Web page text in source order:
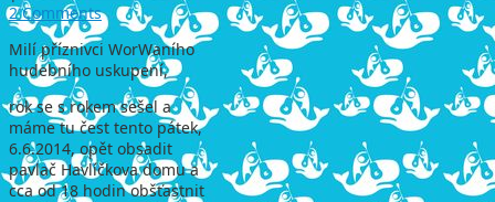
2 Comments
Milí příznivci WorWaního
hudebního uskupení,
rok se s rokem sešel a
máme tu čest tento pátek,
6.6.2014, opět obsadit
pavlač Havlíčkova domu a
cca od 18 hodin obšťastnit